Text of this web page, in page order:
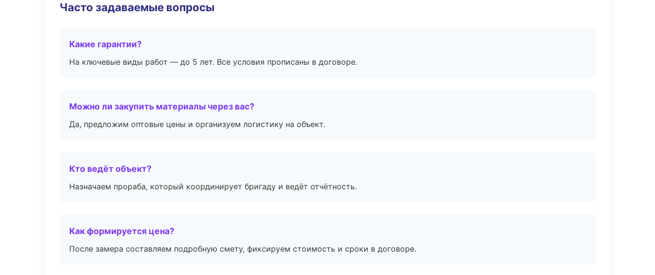
Часто задаваемые вопросы
Какие гарантии?
На ключевые виды работ — до 5 лет. Все условия прописаны в договоре.
Можно ли закупить материалы через вас?
Да, предложим оптовые цены и организуем логистику на объект.
Кто ведёт объект?
Назначаем прораба, который координирует бригаду и ведёт отчётность.
Как формируется цена?
После замера составляем подробную смету, фиксируем стоимость и сроки в договоре.